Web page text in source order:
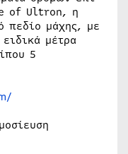
of Ultron, η
πεδίο μάχης, με
μέτρα
5